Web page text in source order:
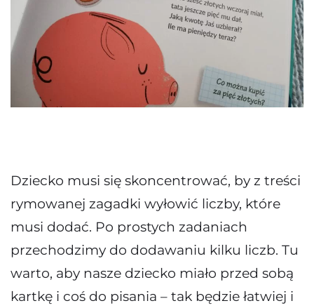
Dziecko musi się skoncentrować, by z treści
rymowanej zagadki wyłowić liczby, które
musi dodać. Po prostych zadaniach
przechodzimy do dodawaniu kilku liczb. Tu
warto, aby nasze dziecko miało przed sobą
kartkę i coś do pisania – tak będzie łatwiej i